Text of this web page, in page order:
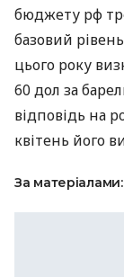
бюджету рф
базовий
цього року
60 дол за
відповідь на
квітень його
За матеріалами: